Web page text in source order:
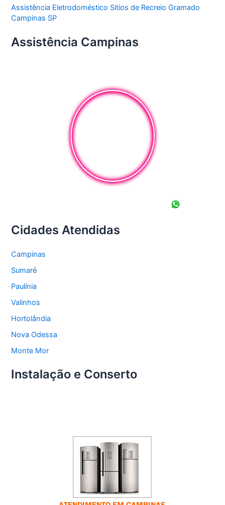
Assistência Eletrodoméstico Sitios de Recreio Gramado
Campinas SP
Assistência Campinas
Cidades Atendidas
Campinas
Sumaré
Paulínia
Valinhos
Hortolândia
Nova Odessa
Monte Mor
Instalação e Conserto